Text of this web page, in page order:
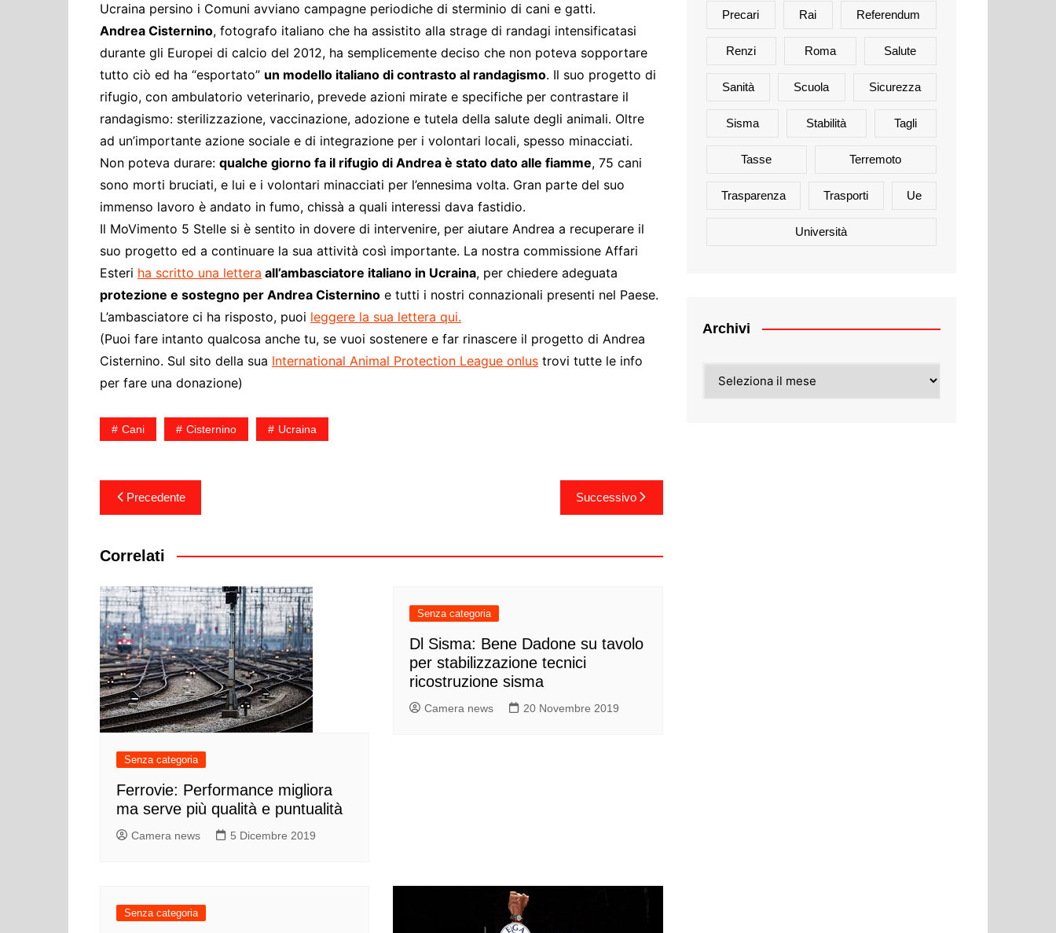
Ucraina persino i Comuni avviano campagne periodiche di sterminio di cani e gatti.
Andrea Cisternino, fotografo italiano che ha assistito alla strage di randagi intensificatasi
durante gli Europei di calcio del 2012, ha semplicemente deciso che non poteva sopportare
tutto ciò ed ha “esportato” un modello italiano di contrasto al randagismo. Il suo progetto di
rifugio, con ambulatorio veterinario, prevede azioni mirate e specifiche per contrastare il
randagismo: sterilizzazione, vaccinazione, adozione e tutela della salute degli animali. Oltre
ad un’importante azione sociale e di integrazione per i volontari locali, spesso minacciati.
Non poteva durare: qualche giorno fa il rifugio di Andrea è stato dato alle fiamme, 75 cani
sono morti bruciati, e lui e i volontari minacciati per l’ennesima volta. Gran parte del suo
immenso lavoro è andato in fumo, chissà a quali interessi dava fastidio.
Il MoVimento 5 Stelle si è sentito in dovere di intervenire, per aiutare Andrea a recuperare il
suo progetto ed a continuare la sua attività così importante. La nostra commissione Affari
Esteri ha scritto una lettera all’ambasciatore italiano in Ucraina, per chiedere adeguata
protezione e sostegno per Andrea Cisternino e tutti i nostri connazionali presenti nel Paese.
L’ambasciatore ci ha risposto, puoi leggere la sua lettera qui.
(Puoi fare intanto qualcosa anche tu, se vuoi sostenere e far rinascere il progetto di Andrea
Cisternino. Sul sito della sua International Animal Protection League onlus trovi tutte le info
per fare una donazione)
Cani Cisternino Ucraina
Navigazione
articoli
Precedente Successivo
Correlati
Senza categoria
Ferrovie: Performance migliora
ma serve più qualità e puntualità
Camera news 5 Dicembre 2019
Senza categoria
Dl Sisma: Bene Dadone su tavolo
per stabilizzazione tecnici
ricostruzione sisma
Camera news 20 Novembre 2019
Senza categoria
Precari Rai Referendum
Renzi Roma Salute
Sanità Scuola Sicurezza
Sisma Stabilità Tagli
Tasse Terremoto
Trasparenza Trasporti Ue
Università
Archivi